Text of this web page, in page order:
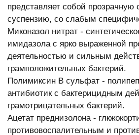
представляет собой прозрачную
суспензию, со слабым
Миконазол нитрат -
имидазола с ярко выраженной
деятельностью и сильным
грамположительных бактерий.
Полимиксин В сульфат -
антибиотик с бактерицидным
грамотрицательных бактерий.
Ацетат преднизолона -
противовоспалительным и